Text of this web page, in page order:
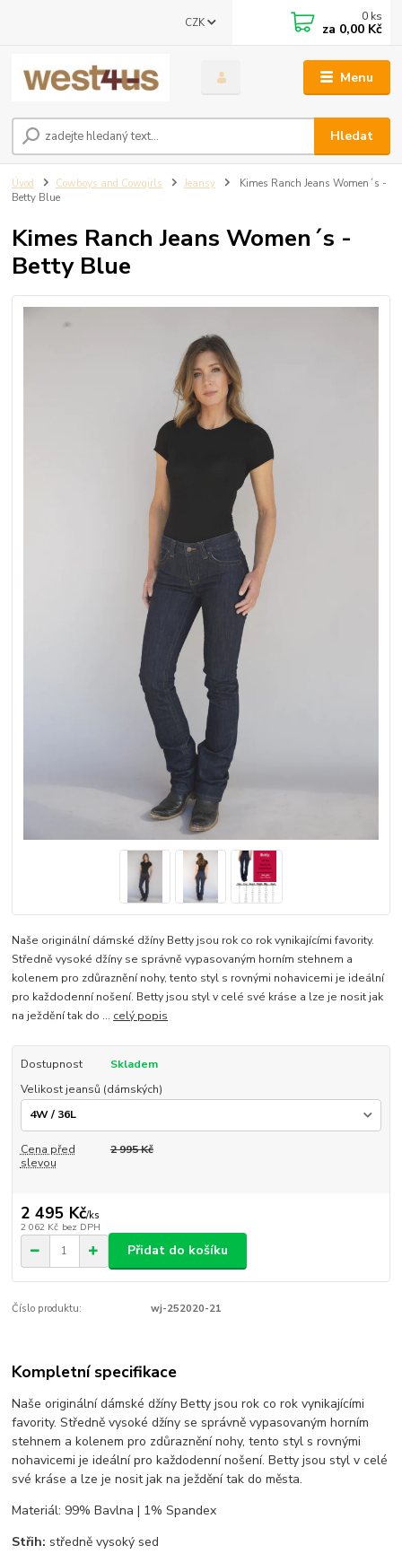
Menu
CZK
Hledat
0 ks
za 0,00 Kč
Úvod Cowboys and Cowgirls Jeansy
Kimes Ranch Jeans Women´s -
Betty Blue
Kimes Ranch Jeans Women´s -
Betty Blue
Naše originální dámské džíny Betty jsou rok co rok vynikajícími favority.
Středně vysoké džíny se správně vypasovaným horním stehnem a
kolenem pro zdůraznění nohy, tento styl s rovnými nohavicemi je ideální
pro každodenní nošení. Betty jsou styl v celé své kráse a lze je nosit jak
na ježdění tak do ... celý popis
Dostupnost
Skladem
Velikost jeansů (dámských)
Cena před
slevou
2 995 Kč
2 495 Kč/ks
2 062 Kč bez DPH
Přidat do košíku
Číslo produktu: wj-252020-21
Kompletní specifikace
Naše originální dámské džíny Betty jsou rok co rok vynikajícími
favority. Středně vysoké džíny se správně vypasovaným horním
stehnem a kolenem pro zdůraznění nohy, tento styl s rovnými
nohavicemi je ideální pro každodenní nošení. Betty jsou styl v celé
své kráse a lze je nosit jak na ježdění tak do města.
Materiál: 99% Bavlna | 1% Spandex
Střih: středně vysoký sed